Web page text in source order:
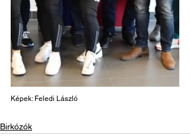
Képek: Feledi László
Birkózók